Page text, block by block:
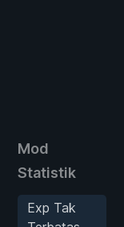
Mod
Statistik
Exp Tak